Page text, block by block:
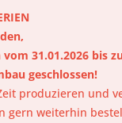
31.01.2026 bis
geschlossen!
produzieren und
gern weiterhin